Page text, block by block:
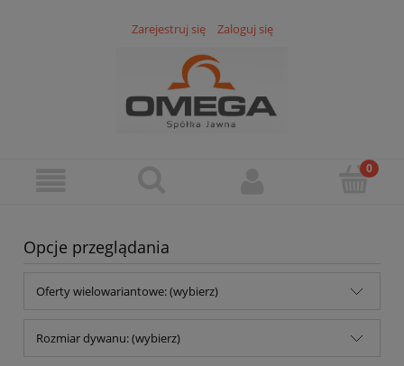
Zarejestruj się Zaloguj się
Opcje przeglądania
Oferty wielowariantowe: (wybierz)
Rozmiar dywanu: (wybierz)